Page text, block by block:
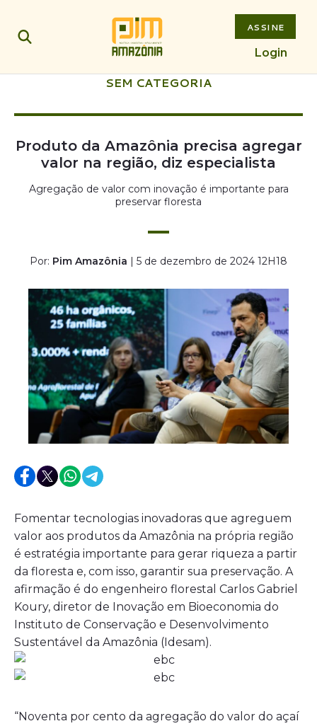
ASSINE
Login
SEM CATEGORIA
Produto da Amazônia precisa agregar
valor na região, diz especialista
Agregação de valor com inovação é importante para
preservar floresta
Por: Pim Amazônia | 5 de dezembro de 2024 12H18
Fomentar tecnologias inovadoras que agreguem
valor aos produtos da Amazônia na própria região
é estratégia importante para gerar riqueza a partir
da floresta e, com isso, garantir sua preservação. A
afirmação é do engenheiro florestal Carlos Gabriel
Koury, diretor de Inovação em Bioeconomia do
Instituto de Conservação e Desenvolvimento
Sustentável da Amazônia (Idesam).
“Noventa por cento da agregação do valor do açaí